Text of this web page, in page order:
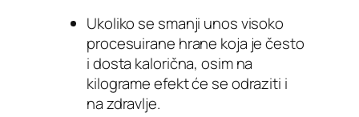
Ukoliko se smanji unos visoko
procesuirane hrane koja je često
i dosta kalorična, osim na
kilograme efekt će se odraziti i
na zdravlje.